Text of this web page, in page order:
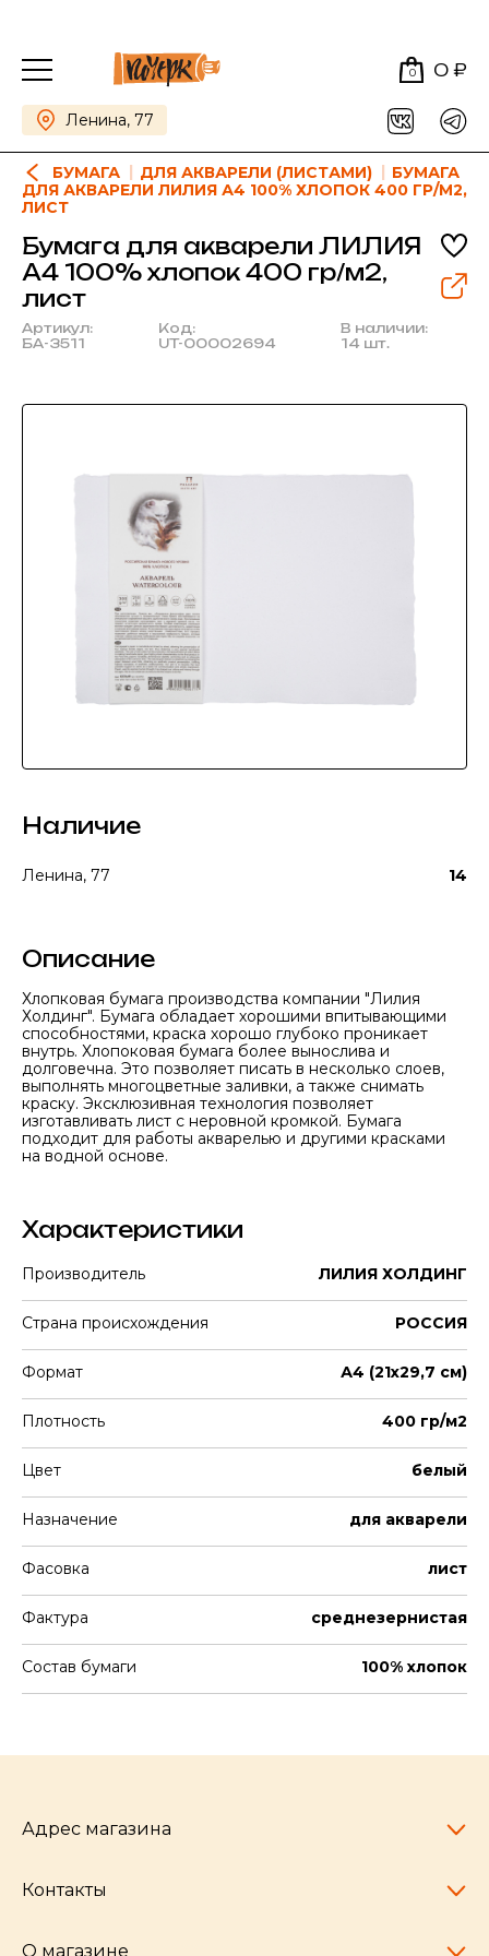
0 0 ₽
Ленина, 77
БУМАГА ДЛЯ АКВАРЕЛИ (ЛИСТАМИ)
БУМАГА
ДЛЯ АКВАРЕЛИ ЛИЛИЯ А4 100% ХЛОПОК 400 ГР/М2,
ЛИСТ
Бумага для акварели ЛИЛИЯ
А4 100% хлопок 400 гр/м2,
лист
Артикул:
БА-3511
Код:
UT-00002694
В наличии:
14 шт.
Наличие
Ленина, 77 14
Описание
Хлопковая бумага производства компании "Лилия
Холдинг". Бумага обладает хорошими впитывающими
способностями, краска хорошо глубоко проникает
внутрь. Хлопоковая бумага более вынослива и
долговечна. Это позволяет писать в несколько слоев,
выполнять многоцветные заливки, а также снимать
краску. Эксклюзивная технология позволяет
изготавливать лист с неровной кромкой. Бумага
подходит для работы акварелью и другими красками
на водной основе.
Характеристики
Производитель ЛИЛИЯ ХОЛДИНГ
Страна происхождения РОССИЯ
Формат А4 (21х29,7 см)
Плотность 400 гр/м2
Цвет белый
Назначение для акварели
Фасовка лист
Фактура среднезернистая
Состав бумаги 100% хлопок
Адрес магазина
Челябинск,
Контакты
О магазине